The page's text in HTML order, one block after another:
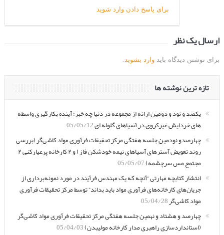
برای پاسخ دادن وارد شوید
ارسال یک نظر
برای نوشتن دیدگاه باید وارد بشوید.
تازه ترین نوشته ها
یکصد و نود و دومین ارائه از مجموعه در دنیا چه خبر: آینده بکارگیری واسطه
های خردایش غیرکروی در آسیاهای گلوله ای05/05/12
چهارصدو نودمین جلسه هفتگی مرکز تحقیقات فرآوری مواد کاشی‌گر (بررسی
روند تعویض آسترهای آسیاهای نیمه خودشکن فاز ۱ و ۲ کارخانه پرعیارکنی ۲
مجتمع مس سرچشمه)05/05/07
انتشار کتابچه مهارتی “آنچه که یک مهندس فرآیند در مورد نمونه‌برداری از
جریان‌های کارخانه‌های فرآوری مواد باید بداند” توسط مرکز تحقیقات فرآوری
مواد کاشی‌گر05/04/28
چهارصد و هشتاد و نهمین جلسه هفتگی مرکز تحقیقات فرآوری مواد کاشی‌گر
(استانداردسازی راهبری مدار کارخانه مولیبدن)05/04/03